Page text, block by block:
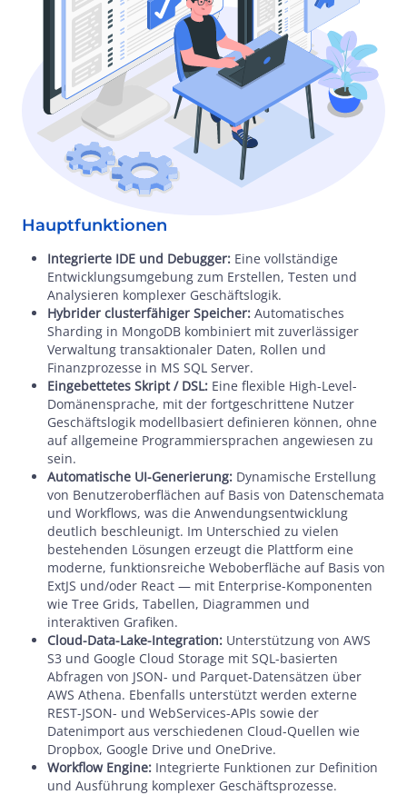
Hauptfunktionen
Integrierte IDE und Debugger: Eine vollständige
Entwicklungsumgebung zum Erstellen, Testen und
Analysieren komplexer Geschäftslogik.
Hybrider clusterfähiger Speicher: Automatisches
Sharding in MongoDB kombiniert mit zuverlässiger
Verwaltung transaktionaler Daten, Rollen und
Finanzprozesse in MS SQL Server.
Eingebettetes Skript / DSL: Eine flexible High-Level-
Domänensprache, mit der fortgeschrittene Nutzer
Geschäftslogik modellbasiert definieren können, ohne
auf allgemeine Programmiersprachen angewiesen zu
sein.
Automatische UI-Generierung: Dynamische Erstellung
von Benutzeroberflächen auf Basis von Datenschemata
und Workflows, was die Anwendungsentwicklung
deutlich beschleunigt. Im Unterschied zu vielen
bestehenden Lösungen erzeugt die Plattform eine
moderne, funktionsreiche Weboberfläche auf Basis von
ExtJS und/oder React — mit Enterprise-Komponenten
wie Tree Grids, Tabellen, Diagrammen und
interaktiven Grafiken.
Cloud-Data-Lake-Integration: Unterstützung von AWS
S3 und Google Cloud Storage mit SQL-basierten
Abfragen von JSON- und Parquet-Datensätzen über
AWS Athena. Ebenfalls unterstützt werden externe
REST-JSON- und WebServices-APIs sowie der
Datenimport aus verschiedenen Cloud-Quellen wie
Dropbox, Google Drive und OneDrive.
Workflow Engine: Integrierte Funktionen zur Definition
und Ausführung komplexer Geschäftsprozesse.